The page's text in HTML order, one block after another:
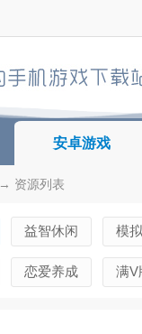
安卓游戏
→ 资源列表
益智休闲 模
恋爱养成 满V